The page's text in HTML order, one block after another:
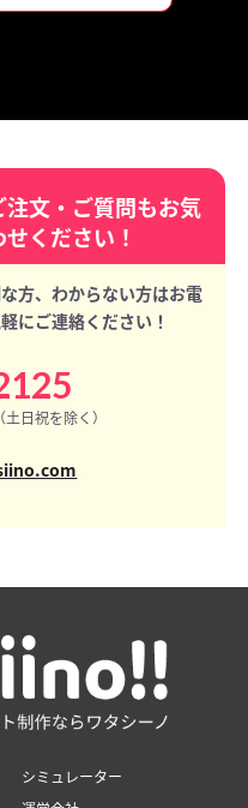
文・ご質問もお気
ください！
方、わからない方はお電
にご連絡ください！
日祝を除く）
シミュレーター